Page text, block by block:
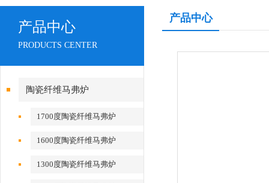
产品中心
PRODUCTS CENTER
陶瓷纤维马弗炉
1700度陶瓷纤维马弗炉
1600度陶瓷纤维马弗炉
1300度陶瓷纤维马弗炉
产品中心